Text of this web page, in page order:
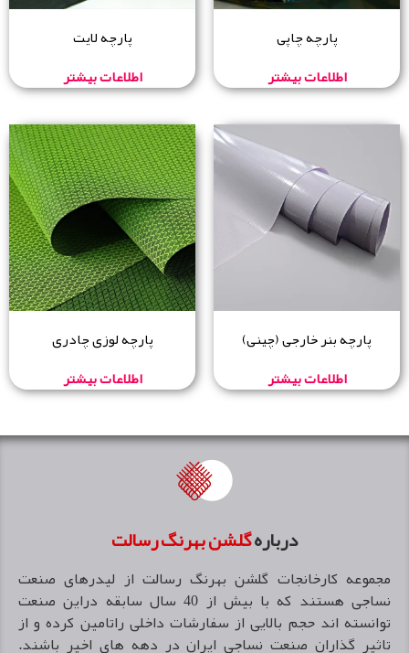
پارچه چاپی
اطلاعات بیشتر
پارچه لایت
اطلاعات بیشتر
پارچه بنر خارجی (چینی)
اطلاعات بیشتر
پارچه لوزی چادری
اطلاعات بیشتر
دربارهگلشن بهرنگ رسالت
مجموعه كارخانجات گلشن بهرنگ رسالت از ليدرهاى صنعت
نساجى هستند كه با بيش از 40 سال سابقه دراين صنعت
توانسته اند حجم بالايی از سفارشات داخلى راتامين كرده و از
تاثير گذاران صنعت نساجى ايران در دهه هاى اخير باشند.